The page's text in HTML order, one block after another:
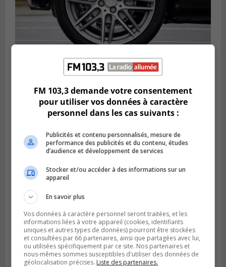
Publié le 6 août 2026 à 11h58
le Défi écrou de roue
Publié le 6 août 2026 à 05h39
La grenade du camping du lac Cristal était
inoffensive
FM 103,3 demande votre consentement
pour utiliser vos données à caractère
personnel dans les cas suivants :
Publicités et contenu personnalisés, mesure de
performance des publicités et du contenu, études
d’audience et développement de services
Stocker et/ou accéder à des informations sur un
appareil
En savoir plus
Vos données à caractère personnel seront traitées, et les
informations liées à votre appareil (cookies, identifiants
uniques et autres types de données) pourront être stockées
et consultées par 66 partenaires, ainsi que partagées avec lui,
ou utilisées spécifiquement par ce site. Nos partenaires et
nous-mêmes sommes susceptibles d'utiliser des données de
géolocalisation précises. Liste des partenaires.